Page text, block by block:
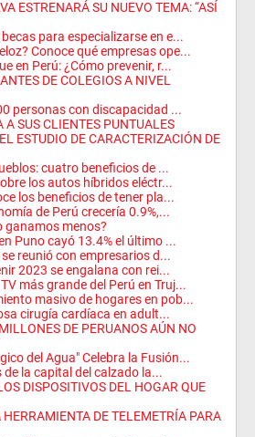
ESTRENARÁ SU NUEVO TEMA: “ASÍ
para especializarse en e...
Conoce qué empresas ope...
en Perú: ¿Cómo prevenir, r...
DE COLEGIOS A NIVEL
personas con discapacidad ...
SUS CLIENTES PUNTUALES
ESTUDIO DE CARACTERIZACIÓN DE
cuatro beneficios de ...
los autos híbridos eléctr...
los beneficios de tener pla...
de Perú crecería 0.9%,...
ganamos menos?
Puno cayó 13.4% el último ...
reunió con empresarios d...
2023 se engalana con rei...
más grande del Perú en Truj...
masivo de hogares en pob...
cirugía cardíaca en adult...
DE PERUANOS AÚN NO
del Agua" Celebra la Fusión...
la capital del calzado la...
DISPOSITIVOS DEL HOGAR QUE
DE TELEMETRÍA PARA